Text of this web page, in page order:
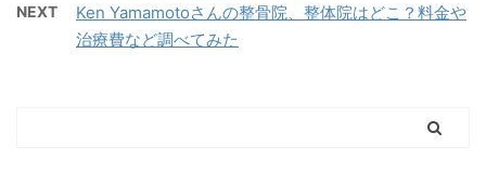
NEXT
Ken Yamamotoさんの整骨院、整体院はどこ？料金や
治療費など調べてみた